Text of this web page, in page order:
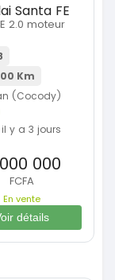
Santa FE
2.0 moteur
Km
(Cocody)
y a 3 jours
000 000
FCFA
En vente
détails